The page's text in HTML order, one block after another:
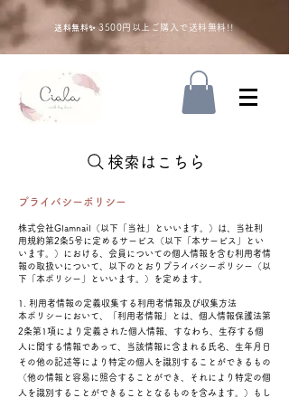
送料無料✨3500円以上ご購入で送料無料!!
検索はこちら
プライバシーポリシー
株式会社Glamnail（以下「当社」といいます。）は、当社利
用規約第2条5号に定めるサービス（以下「本サービス」とい
います。）における、会員についての個人情報を含む利用者情
報の取扱いについて、以下のとおりプライバシーポリシー（以
下「本ポリシー」といいます。）を定めます。
1. 利用者情報の定義収集する利用者情報及び収集方法
本ポリシーにおいて、「利用者情報」とは、個人情報保護法第
2条第1項により定義された個人情報、すなわち、生存する個
人に関する情報であって、当該情報に含まれる氏名、生年月日
その他の記述等により特定の個人を識別することができるもの
（他の情報と容易に照合することができ、それにより特定の個
人を識別することができることとなるものを含みます。）もし